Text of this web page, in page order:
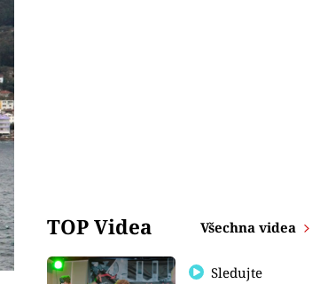
TOP Videa Všechna videa
Sledujte